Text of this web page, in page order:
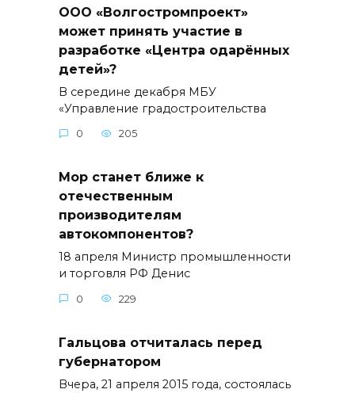
ООО «Волгостромпроект»
может принять участие в
разработке «Центра одарённых
детей»?
В середине декабря МБУ
«Управление градостроительства
0 205
Мор станет ближе к
отечественным
производителям
автокомпонентов?
18 апреля Министр промышленности
и торговля РФ Денис
0 229
Гальцова отчиталась перед
губернатором
Вчера, 21 апреля 2015 года, состоялась